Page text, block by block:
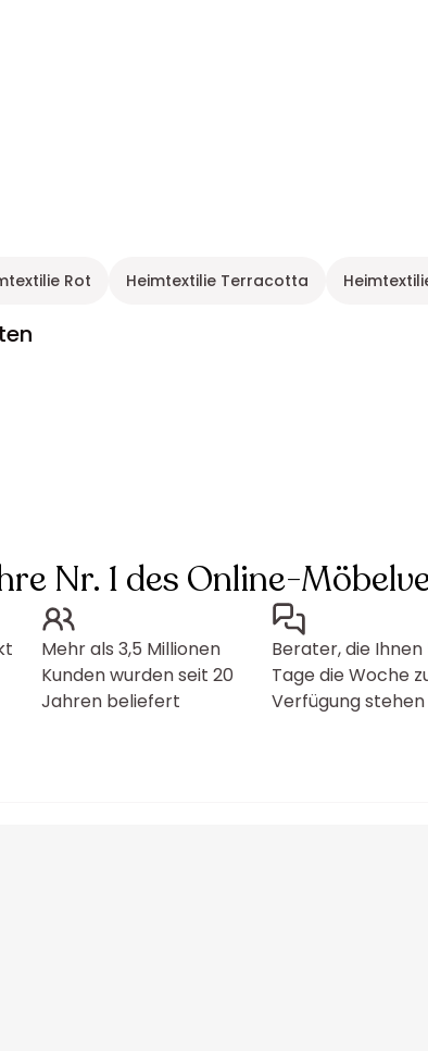
Rot Heimtextilie Terracotta
Nr. 1 des Online-
Mehr als 3,5 Millionen
Kunden wurden seit 20
Jahren beliefert
Berater, die Ihnen
Tage die Woche
Verfügung stehen